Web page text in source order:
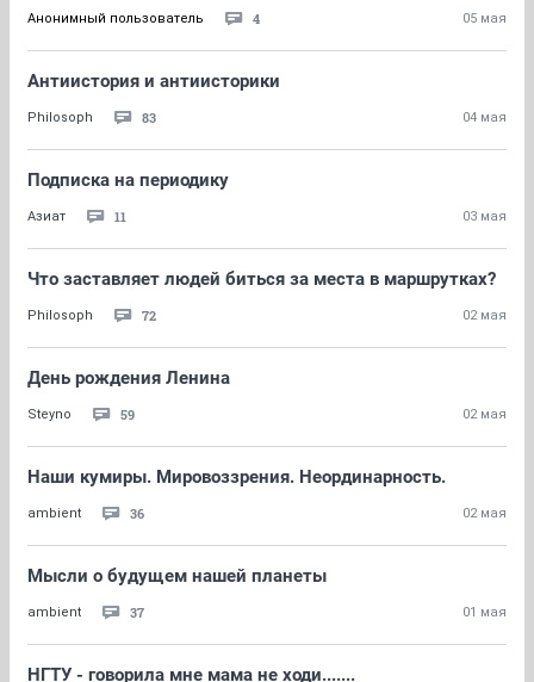
Анонимный пользователь 4 05 мая
Антиистория и антиисторики
Philosoph 83 04 мая
Подписка на периодику
Азиат 11 03 мая
Что заставляет людей биться за места в маршрутках?
Philosoph 72 02 мая
День рождения Ленина
Steyno 59 02 мая
Наши кумиры. Мировоззрения. Неординарность.
ambient 36 02 мая
Мысли о будущем нашей планеты
ambient 37 01 мая
НГТУ - говорила мне мама не ходи.......